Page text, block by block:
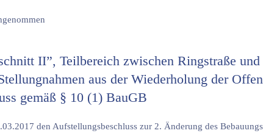
II”, Teilbereich zwischen Ringstraße und
aus der Wiederholung der
gemäß § 10 (1) BauGB
den Aufstellungsbeschluss zur 2. Änderung des